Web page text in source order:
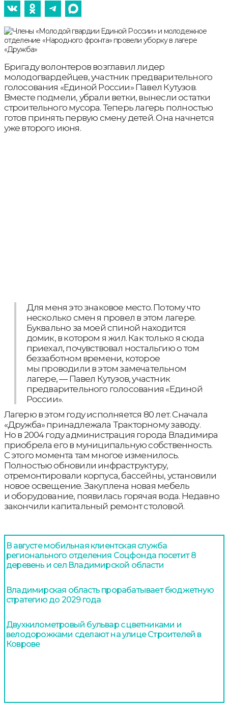
Бригаду волонтеров возглавил лидер
молодогвардейцев, участник предварительного
голосования «Единой России» Павел Кутузов.
Вместе подмели, убрали ветки, вынесли остатки
строительного мусора. Теперь лагерь полностью
готов принять первую смену детей. Она начнется
уже второго июня.
Для меня это знаковое место. Потому что
несколько смен я провел в этом лагере.
Буквально за моей спиной находится
домик, в котором я жил. Как только я сюда
приехал, почувствовал ностальгию о том
беззаботном времени, которое
мы проводили в этом замечательном
лагере, — Павел Кутузов, участник
предварительного голосования «Единой
России».
Лагерю в этом году исполняется 80 лет. Сначала
«Дружба» принадлежала Тракторному заводу.
Но в 2004 году администрация города Владимира
приобрела его в муниципальную собственность.
С этого момента там многое изменилось.
Полностью обновили инфраструктуру,
отремонтировали корпуса, бассейны, установили
новое освещение. Закуплена новая мебель
и оборудование, появилась горячая вода. Недавно
закончили капитальный ремонт столовой.
В августе мобильная клиентская служба
регионального отделения Соцфонда посетит 8
деревень и сел Владимирской области
Владимирская область прорабатывает бюджетную
стратегию до 2029 года
Двухкилометровый бульвар с цветниками и
велодорожками сделают на улице Строителей в
Коврове